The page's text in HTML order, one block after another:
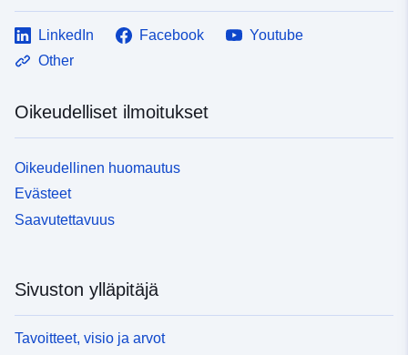
LinkedIn Facebook
Youtube
Other
Oikeudelliset ilmoitukset
Oikeudellinen huomautus
Evästeet
Saavutettavuus
Sivuston ylläpitäjä
Tavoitteet, visio ja arvot